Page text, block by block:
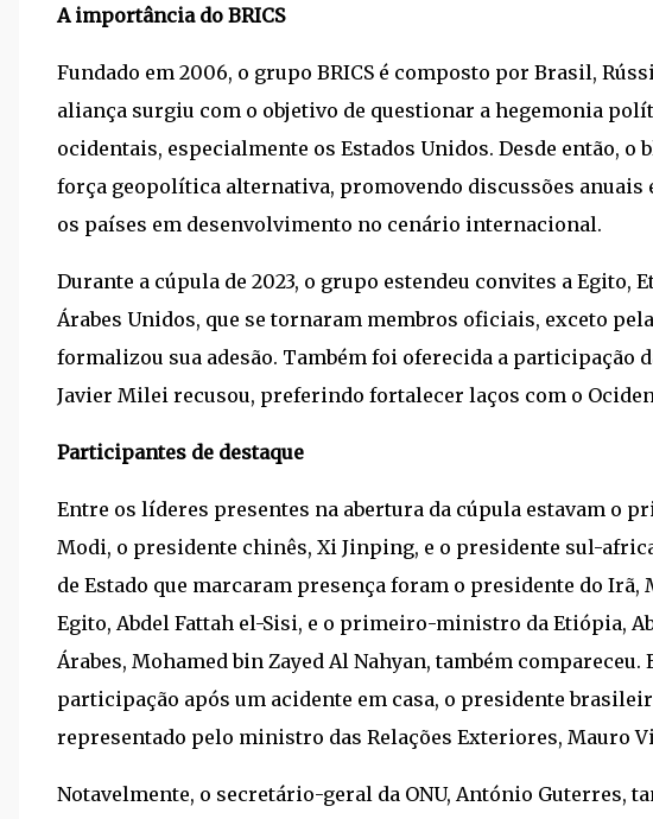
A importância do BRICS
Fundado em 2006, o grupo BRICS é composto por Brasil,
aliança surgiu com o objetivo de questionar a hegemonia
ocidentais, especialmente os Estados Unidos. Desde então, o
força geopolítica alternativa, promovendo discussões anuais
os países em desenvolvimento no cenário internacional.
Durante a cúpula de 2023, o grupo estendeu convites a Egito,
Árabes Unidos, que se tornaram membros oficiais, exceto
formalizou sua adesão. Também foi oferecida a participação
Javier Milei recusou, preferindo fortalecer laços com o
Participantes de destaque
Entre os líderes presentes na abertura da cúpula estavam o
Modi, o presidente chinês, Xi Jinping, e o presidente sul-
de Estado que marcaram presença foram o presidente do Irã,
Egito, Abdel Fattah el-Sisi, e o primeiro-ministro da Etiópia,
Árabes, Mohamed bin Zayed Al Nahyan, também compareceu.
participação após um acidente em casa, o presidente
representado pelo ministro das Relações Exteriores, Mauro
Notavelmente, o secretário-geral da ONU, António Guterres,